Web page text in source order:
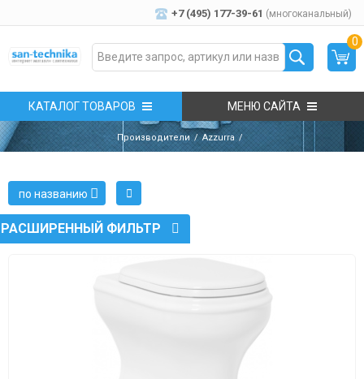
+7 (495) 177-39-61 (многоканальный)
0
КАТАЛОГ ТОВАРОВ МЕНЮ САЙТА
Производители Azzurra
РАСШИРЕННЫЙ ФИЛЬТР
по названию